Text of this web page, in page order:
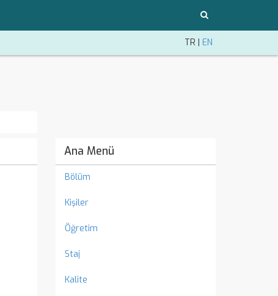
TR | EN
Ana Menü
Bölüm
Kişiler
Öğretim
Staj
Kalite